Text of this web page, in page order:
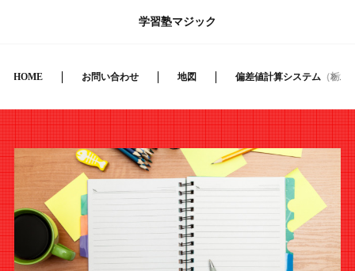
学習塾マジック
HOME お問い合わせ 地図 偏差値計算システム（栃